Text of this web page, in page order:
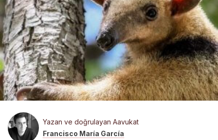
Yazan ve doğrulayan Aavukat
Francisco María García